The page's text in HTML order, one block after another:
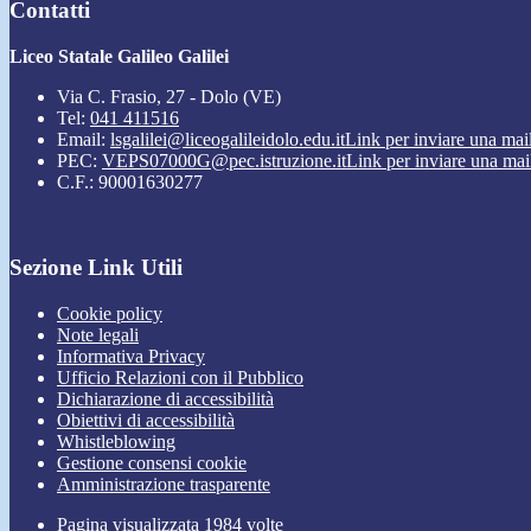
Contatti
Liceo Statale Galileo Galilei
Via C. Frasio, 27 - Dolo (VE)
Tel: 041 411516
Email: lsgalilei@liceogalileidolo.edu.itLink per inviare una
PEC: VEPS07000G@pec.istruzione.itLink per inviare una
C.F.: 90001630277
Sezione Link Utili
Cookie policy
Note legali
Informativa Privacy
Ufficio Relazioni con il Pubblico
Dichiarazione di accessibilità
Obiettivi di accessibilità
Whistleblowing
Gestione consensi cookie
Amministrazione trasparente
Pagina visualizzata 1984 volte